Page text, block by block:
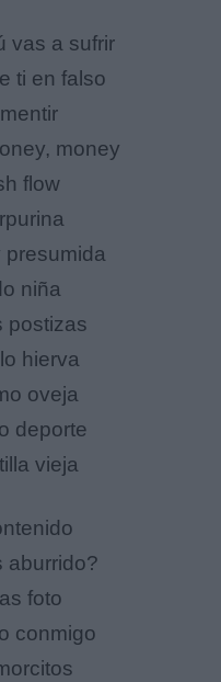
vas a sufrir
ti en falso
money
flow
presumida
niña
postizas
hierva
oveja
deporte
vieja
aburrido?
foto
conmigo